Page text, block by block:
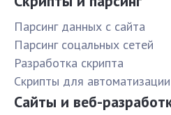
Парсинг данных с сайта
Парсинг соцальных сетей
Разработка скрипта
Скрипты для
Сайты и веб-